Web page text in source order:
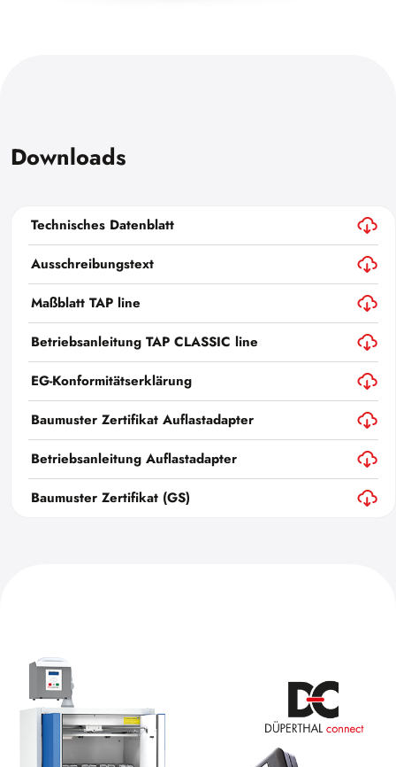
Downloads
Technisches Datenblatt
Ausschreibungstext
Maßblatt TAP line
Betriebsanleitung TAP CLASSIC line
EG-Konformitätserklärung
Baumuster Zertifikat Auflastadapter
Betriebsanleitung Auflastadapter
Baumuster Zertifikat (GS)